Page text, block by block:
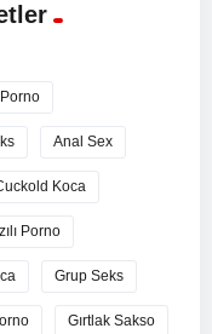
Porno
Anal Sex
Koca
Porno
Grup Seks
Gırtlak Sakso